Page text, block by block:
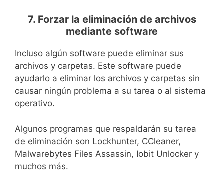
7. Forzar la eliminación de archivos
mediante software
Incluso algún software puede eliminar sus
archivos y carpetas. Este software puede
ayudarlo a eliminar los archivos y carpetas sin
causar ningún problema a su tarea o al sistema
operativo.
Algunos programas que respaldarán su tarea
de eliminación son Lockhunter, CCleaner,
Malwarebytes Files Assassin, Iobit Unlocker y
muchos más.